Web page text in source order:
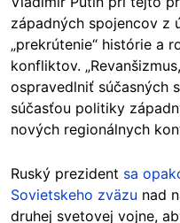
západných spojencov z
„prekrútenie“ histórie a
konfliktov.
ospravedlniť súčasných
súčasťou politiky
nových regionálnych
Ruský prezident sa
Sovietskeho zväzu nad
druhej svetovej vojne,